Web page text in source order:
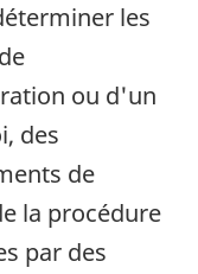
les
ou d'un
des
de
la procédure
par des